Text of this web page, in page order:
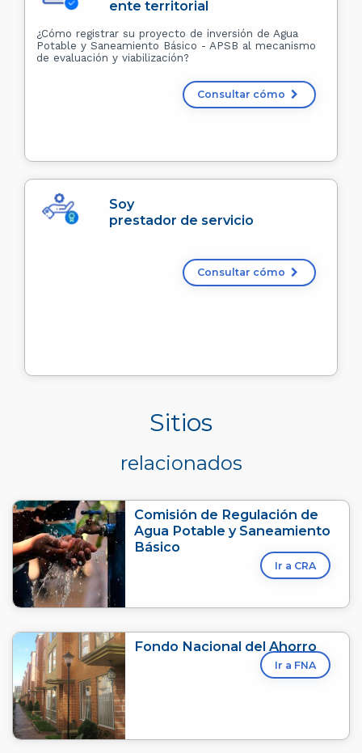
ente territorial
¿Cómo registrar su proyecto de inversión de Agua
Potable y Saneamiento Básico - APSB al mecanismo
de evaluación y viabilización?
Consultar cómo
Soy
prestador de servicio
Consultar cómo
Sitios
relacionados
Comisión de Regulación de
Agua Potable y Saneamiento
Básico
Ir a CRA
Fondo Nacional del Ahorro
Ir a FNA